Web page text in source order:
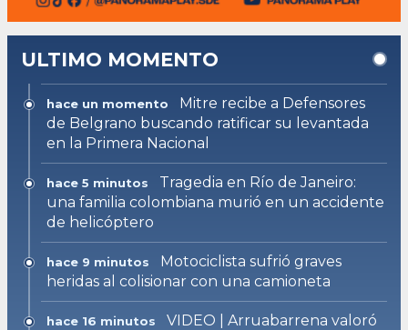
ULTIMO MOMENTO
hace un momento
Mitre recibe a Defensores
de Belgrano buscando ratificar su levantada
en la Primera Nacional
hace 5 minutos
Tragedia en Río de Janeiro:
una familia colombiana murió en un accidente
de helicóptero
hace 9 minutos
Motociclista sufrió graves
heridas al colisionar con una camioneta
hace 16 minutos
VIDEO | Arruabarrena valoró